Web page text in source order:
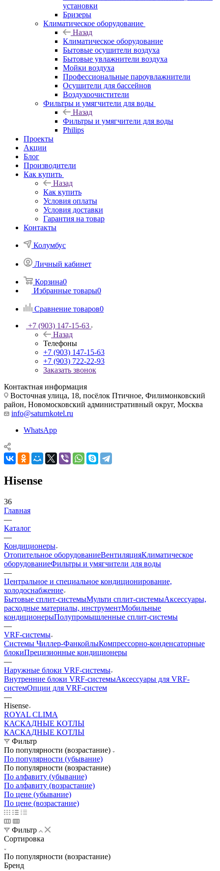
установки
Бризеры
Климатическое оборудование
Назад
Климатическое оборудование
Бытовые осушители воздуха
Бытовые увлажнители воздуха
Мойки воздуха
Профессиональные пароувлажнители
Осушители для бассейнов
Воздухоочистители
Фильтры и умягчители для воды
Назад
Фильтры и умягчители для воды
Philips
Проекты
Акции
Блог
Производители
Как купить
Назад
Как купить
Условия оплаты
Условия доставки
Гарантия на товар
Контакты
Колумбус
Личный кабинет
Корзина0
Избранные товары0
Сравнение товаров0
+7 (903) 147-15-63
Назад
Телефоны
+7 (903) 147-15-63
+7 (903) 722-22-93
Заказать звонок
Контактная информация
Восточная улица, 18, посёлок Птичное, Филимонковский
район, Новомосковский административный округ, Москва
info@saturnkotel.ru
WhatsApp
Hisense
36
Главная
—
Каталог
—
Кондиционеры
Отопительное оборудованиеВентиляцияКлиматическое
оборудованиеФильтры и умягчители для воды
—
Центральное и специальное кондиционирование,
холодоснабжение
Бытовые сплит-системыМульти сплит-системыАксессуары,
расходные материалы, инструментМобильные
кондиционерыПолупромышленные сплит-системы
—
VRF-системы
Системы Чиллер-ФанкойлыКомпрессорно-конденсаторные
блокиПрецизионные кондиционеры
—
Наружные блоки VRF-системы
Внутренние блоки VRF-cистемыАксессуары для VRF-
системОпции для VRF-систем
—
Hisense
ROYAL CLIMA
КАСКАДНЫЕ КОТЛЫ
КАСКАДНЫЕ КОТЛЫ
Фильтр
По популярности (возрастание)
По популярности (убывание)
По популярности (возрастание)
По алфавиту (убывание)
По алфавиту (возрастание)
По цене (убывание)
По цене (возрастание)
Фильтр
Сортировка
По популярности (возрастание)
Бренд